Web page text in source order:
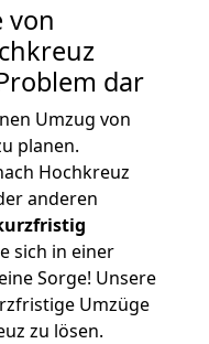
von
dar
Umzug von
planen.
Hochkreuz
anderen
sich in einer
Sorge! Unsere
Umzüge
zu lösen.